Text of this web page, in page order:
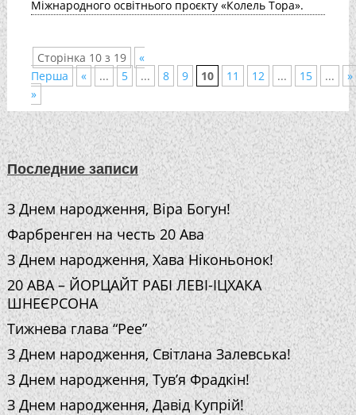
Міжнародного освітнього проєкту «Колель Тора».
Сторінка 10 з 19
«
Перша
« ... 5 ... 8 9 10 11 12 ... 15 ...
»
»
Последние записи
З Днем народження, Віра Богун!
Фарбренген на честь 20 Ава
З Днем народження, Хава Ніконьонок!
20 АВА – ЙОРЦАЙТ РАБІ ЛЕВІ-ІЦХАКА
ШНЕЄРСОНА
Тижнева глава “Рее”
З Днем народження, Світлана Залевська!
З Днем народження, Тув’я Фрадкін!
З Днем народження, Давід Купрій!